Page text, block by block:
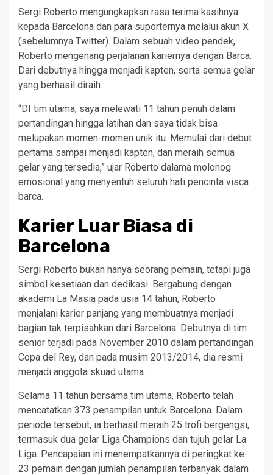
Sergi Roberto mengungkapkan rasa terima kasihnya
kepada Barcelona dan para suporternya melalui akun X
(sebelumnya Twitter). Dalam sebuah video pendek,
Roberto mengenang perjalanan kariernya dengan Barca.
Dari debutnya hingga menjadi kapten, serta semua gelar
yang berhasil diraih.
“DI tim utama, saya melewati 11 tahun penuh dalam
pertandingan hingga latihan dan saya tidak bisa
melupakan momen-momen unik itu. Memulai dari debut
pertama sampai menjadi kapten, dan meraih semua
gelar yang tersedia,” ujar Roberto dalama molonog
emosional yang menyentuh seluruh hati pencinta visca
barca.
Karier Luar Biasa di
Barcelona
Sergi Roberto bukan hanya seorang pemain, tetapi juga
simbol kesetiaan dan dedikasi. Bergabung dengan
akademi La Masia pada usia 14 tahun, Roberto
menjalani karier panjang yang membuatnya menjadi
bagian tak terpisahkan dari Barcelona. Debutnya di tim
senior terjadi pada November 2010 dalam pertandingan
Copa del Rey, dan pada musim 2013/2014, dia resmi
menjadi anggota skuad utama.
Selama 11 tahun bersama tim utama, Roberto telah
mencatatkan 373 penampilan untuk Barcelona. Dalam
periode tersebut, ia berhasil meraih 25 trofi bergengsi,
termasuk dua gelar Liga Champions dan tujuh gelar La
Liga. Pencapaian ini menempatkannya di peringkat ke-
23 pemain dengan jumlah penampilan terbanyak dalam